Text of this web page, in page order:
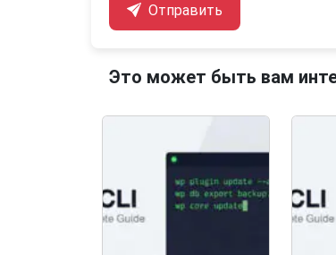
Отправить
Это может быть вам